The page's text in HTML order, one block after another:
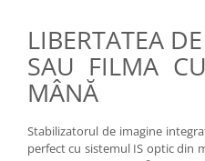
LIBERTATEA
SAU FILMA
MÂNĂ
Stabilizatorul de imagine
perfect cu sistemul IS optic din